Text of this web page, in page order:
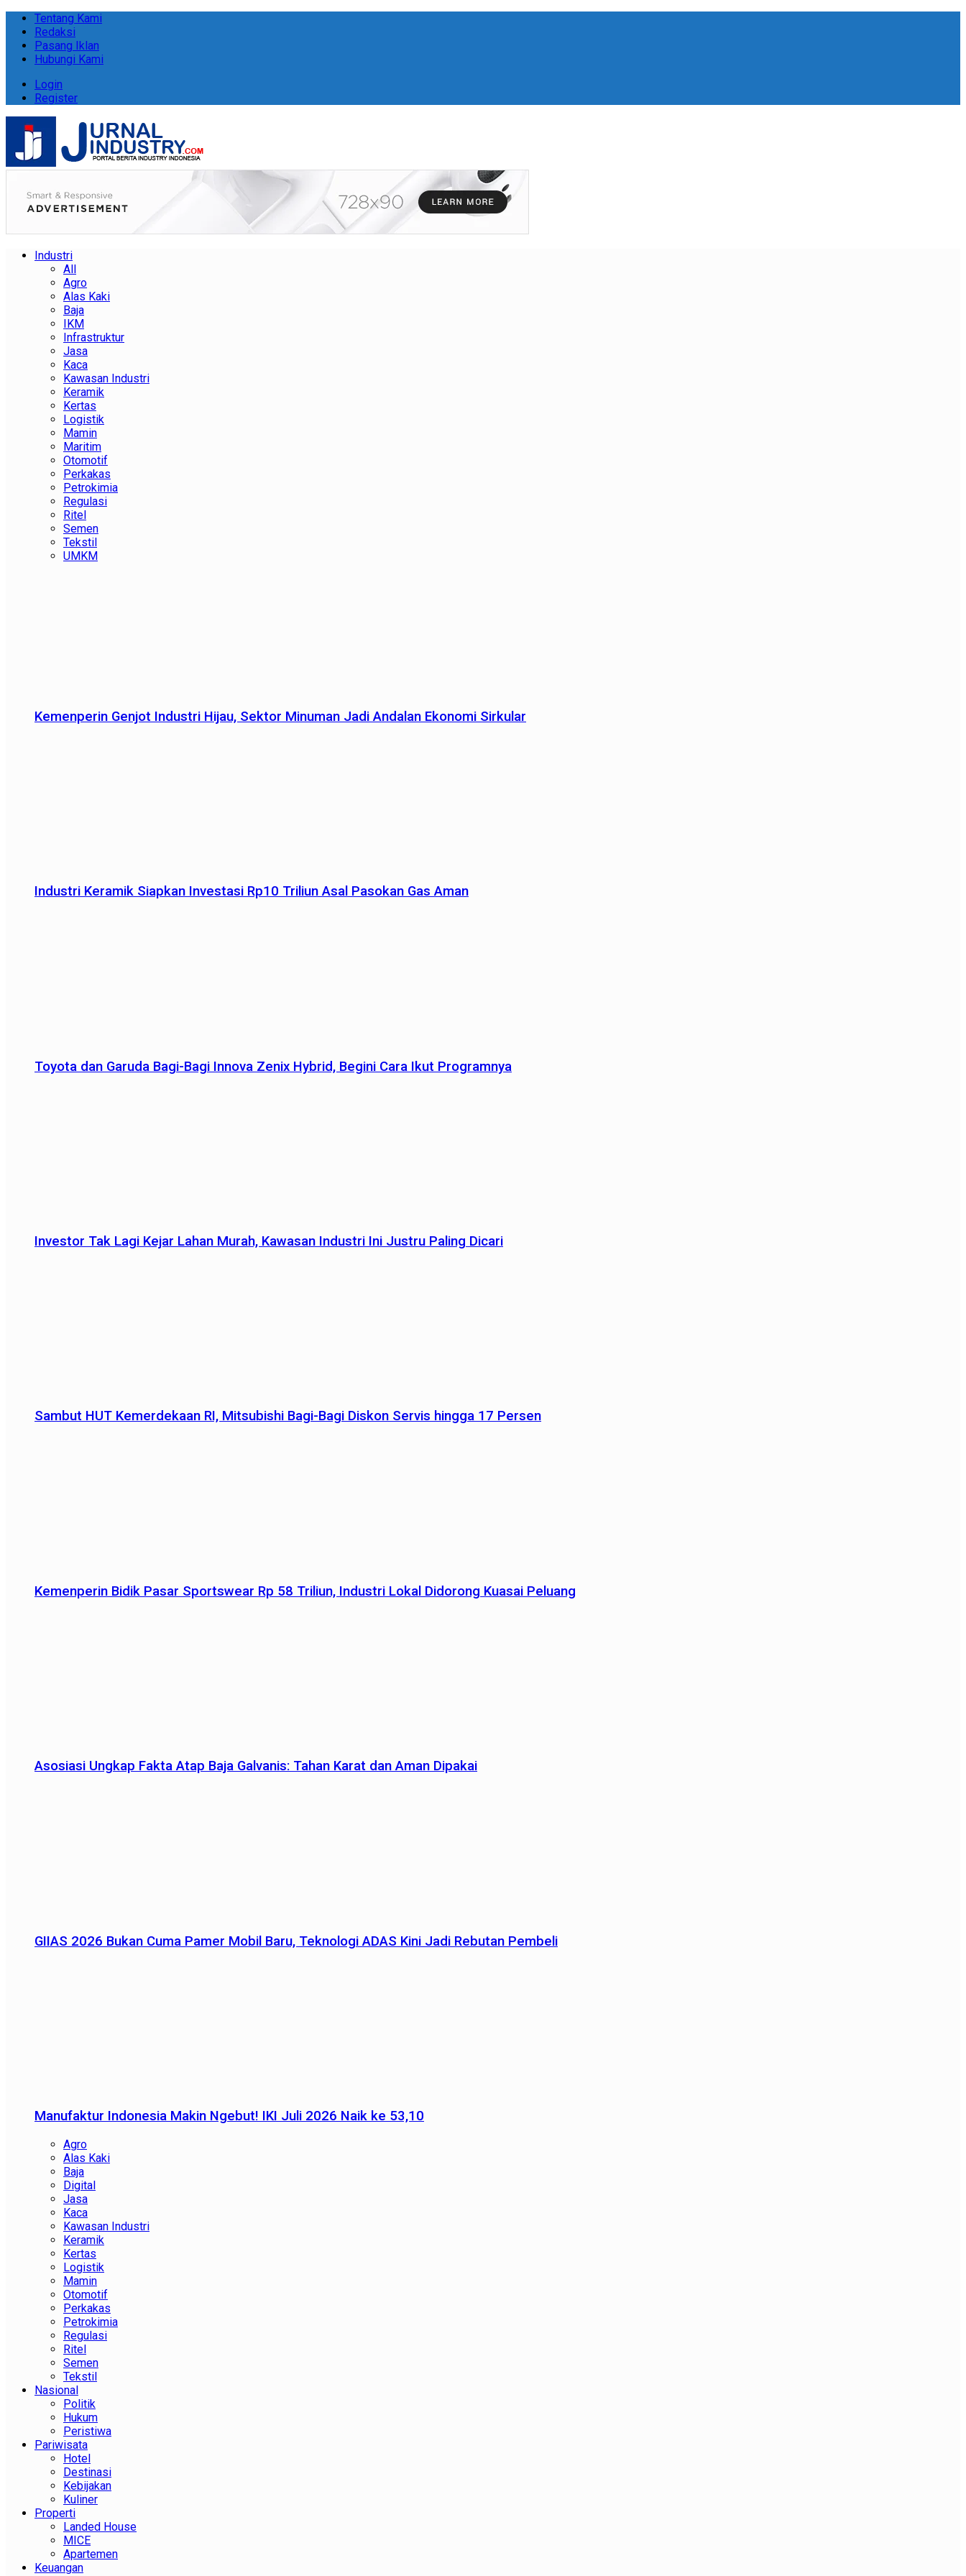
Tentang Kami
Redaksi
Pasang Iklan
Hubungi Kami
Login
Register
Industri
All
Agro
Alas Kaki
Baja
IKM
Infrastruktur
Jasa
Kaca
Kawasan Industri
Keramik
Kertas
Logistik
Mamin
Maritim
Otomotif
Perkakas
Petrokimia
Regulasi
Ritel
Semen
Tekstil
UMKM
Kemenperin Genjot Industri Hijau, Sektor Minuman Jadi Andalan Ekonomi Sirkular
Industri Keramik Siapkan Investasi Rp10 Triliun Asal Pasokan Gas Aman
Toyota dan Garuda Bagi-Bagi Innova Zenix Hybrid, Begini Cara Ikut Programnya
Investor Tak Lagi Kejar Lahan Murah, Kawasan Industri Ini Justru Paling Dicari
Sambut HUT Kemerdekaan RI, Mitsubishi Bagi-Bagi Diskon Servis hingga 17 Persen
Kemenperin Bidik Pasar Sportswear Rp 58 Triliun, Industri Lokal Didorong Kuasai Peluang
Asosiasi Ungkap Fakta Atap Baja Galvanis: Tahan Karat dan Aman Dipakai
GIIAS 2026 Bukan Cuma Pamer Mobil Baru, Teknologi ADAS Kini Jadi Rebutan Pembeli
Manufaktur Indonesia Makin Ngebut! IKI Juli 2026 Naik ke 53,10
Agro
Alas Kaki
Baja
Digital
Jasa
Kaca
Kawasan Industri
Keramik
Kertas
Logistik
Mamin
Otomotif
Perkakas
Petrokimia
Regulasi
Ritel
Semen
Tekstil
Nasional
Politik
Hukum
Peristiwa
Pariwisata
Hotel
Destinasi
Kebijakan
Kuliner
Properti
Landed House
MICE
Apartemen
Keuangan